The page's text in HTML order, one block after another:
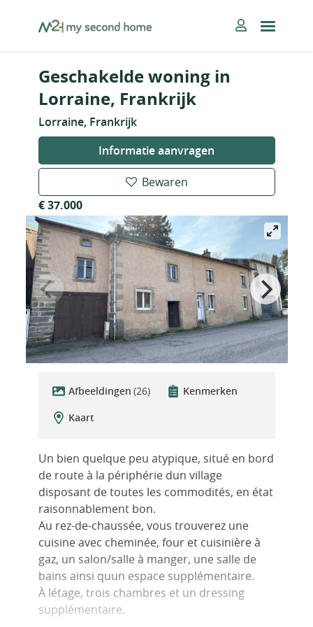
MySecondHome
Geschakelde woning in
Lorraine, Frankrijk
Lorraine, Frankrijk
Informatie aanvragen
Bewaren
€ 37.000
Afbeeldingen (26)
Kenmerken
Kaart
Un bien quelque peu atypique, situé en bord
de route à la périphérie dun village
disposant de toutes les commodités, en état
raisonnablement bon.
Au rez-de-chaussée, vous trouverez une
cuisine avec cheminée, four et cuisinière à
gaz, un salon/salle à manger, une salle de
bains ainsi quun espace supplémentaire.
À létage, trois chambres et un dressing
supplémentaire.